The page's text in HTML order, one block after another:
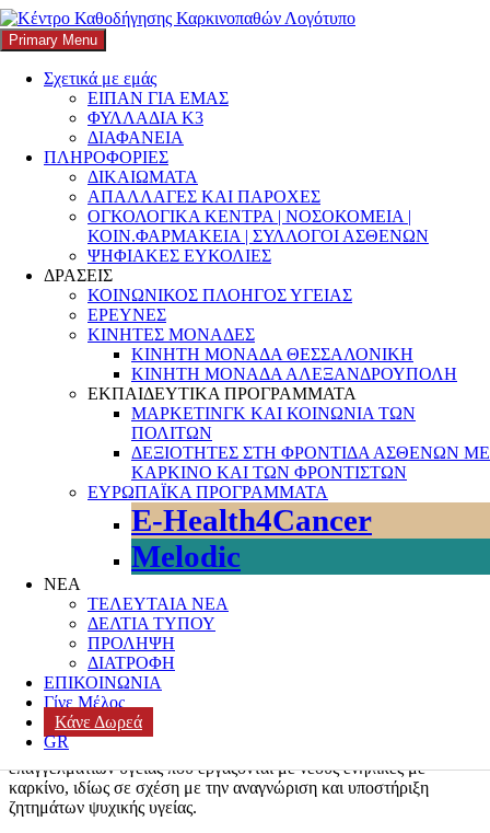
K3
ΚΕΝΤΡΟ ΚΑΘΟΔΗΓΗΣΗΣ ΚΑΡΚΙΝΟΠΑΘΩΝ
Primary Menu
Σχετικά με εμάς
ΕΙΠΑΝ ΓΙΑ ΕΜΑΣ
ΦΥΛΛΑΔΙΑ Κ3
ΔΙΑΦΑΝΕΙΑ
ΠΛΗΡΟΦΟΡΙΕΣ
ΔΙΚΑΙΩΜΑΤΑ
ΑΠΑΛΛΑΓΕΣ ΚΑΙ ΠΑΡΟΧΕΣ
ΟΓΚΟΛΟΓΙΚΑ ΚΕΝΤΡΑ | ΝΟΣΟΚΟΜΕΙΑ |
ΚΟΙΝ.ΦΑΡΜΑΚΕΙΑ | ΣΥΛΛΟΓΟΙ ΑΣΘΕΝΩΝ
ΨΗΦΙΑΚΕΣ ΕΥΚΟΛΙΕΣ
ΔΡΑΣΕΙΣ
ΚΟΙΝΩΝΙΚΟΣ ΠΛΟΗΓΟΣ ΥΓΕΙΑΣ
ΕΡΕΥΝΕΣ
ΚΙΝΗΤΕΣ ΜΟΝΑΔΕΣ
ΚΙΝΗΤΗ ΜΟΝΑΔΑ ΘΕΣΣΑΛΟΝΙΚΗ
ΚΙΝΗΤΗ ΜΟΝΑΔΑ ΑΛΕΞΑΝΔΡΟΥΠΟΛΗ
ΕΚΠΑΙΔΕΥΤΙΚΑ ΠΡΟΓΡΑΜΜΑΤΑ
ΜΑΡΚΕΤΙΝΓΚ ΚΑΙ ΚΟΙΝΩΝΙΑ ΤΩΝ
ΠΟΛΙΤΩΝ
ΔΕΞΙΟΤΗΤΕΣ ΣΤΗ ΦΡΟΝΤΙΔΑ ΑΣΘΕΝΩΝ ΜΕ
ΚΑΡΚΙΝΟ ΚΑΙ ΤΩΝ ΦΡΟΝΤΙΣΤΩΝ
ΕΥΡΩΠΑΪΚΑ ΠΡΟΓΡΑΜΜΑΤΑ
E-Health4Cancer
Melodic
ΝΕΑ
ΤΕΛΕΥΤΑΙΑ ΝΕΑ
ΔΕΛΤΙΑ ΤΥΠΟΥ
ΠΡΟΛΗΨΗ
ΔΙΑΤΡΟΦΗ
ΕΠΙΚΟΙΝΩΝΙΑ
Γίνε Μέλος
Κάνε Δωρεά
GR
Κατηγορία:
συστήματος
Νέα ευρωπαϊκή επιστημονική δημοσίευση
για την ψυχική υγεία νέων ενηλίκων με
καρκίνο
31 Μαΐου, 2026k3-editor
CancerCommunication,EU4Health
Kapa3 φορέας πλοήγησης,NGO in Healthcare,Patient Care
PsychosocialOncology,Supportive cancer care,Well-being,
αλληλοϋποστήριξη,Ανθρωποκεντρική Φροντίδα,
Δίκτυα & Συνεργασίες Υγεία,ΔΡΑΣΕΙΣ,Εκπαίδευση &
Εκπαίδευση & Ευαισθητοποίηση
Εκπαίδευση για όλους,εκπαίδευση επαγγελματιών
εκπαιδευτικό πρόγραμμα,Ελλάδα,Ελλείψεις συστήματος
Ενδυνάμωση Ασθενών,Ενημέρωση & Ευαισθητοποίηση,
Επιστημονική Πληροφόρηση, ΚΑΡΚΙΝΟΣ,ΟΓΚΟΛΟΓΙΚΟΙ
Ολιστική Ογκολογική Φροντίδα,ΠΟΙΟΤΗΤΑ ΣΤΗΝ
ΟΓΚΟΛΟΓΙΚΗ ΦΡΟΝΤΙΔΑ ,ΨΥΧΟΚΟΙΝΩΝΙΚΗ
ΥΠΟΣΤΗΡΙΞΗ
Leave a comment
Το Κάπα3 συμμετέχει στη νέα επιστημονική δημοσίευση του
ευρωπαϊκού έργουMELODIC
“Educational Needs Regarding Mental Health of Professionals
Working with Young Adults with Cancer: A European Survey.”
Η δημοσίευση εξετάζει ένα ιδιαίτερα κρίσιμο ζήτημα για τη
σύγχρονη ογκολογική φροντίδα: τις εκπαιδευτικές ανάγκες των
επαγγελματιών υγείας που εργάζονται με νέους ενήλικες με
καρκίνο, ιδίως σε σχέση με την αναγνώριση και υποστήριξη
ζητημάτων ψυχικής υγείας.